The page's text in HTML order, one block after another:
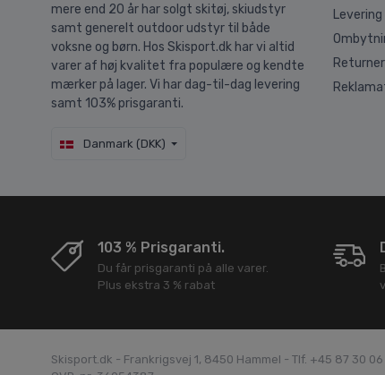
mere end 20 år har solgt skitøj, skiudstyr
samt generelt outdoor udstyr til både
voksne og børn. Hos Skisport.dk har vi altid
varer af høj kvalitet fra populære og kendte
mærker på lager. Vi har dag-til-dag levering
samt 103% prisgaranti.
Danmark (DKK)
103 % Prisgaranti.
Du får prisgaranti på alle varer.
Plus ekstra 3 % rabat
Skisport.dk - Frankrigsvej 1, 8450 Hammel - Tlf. +45 87 30